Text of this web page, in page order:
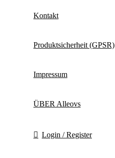
Kontakt
Produktsicherheit (GPSR)
Impressum
ÜBER Alleovs
Login / Register